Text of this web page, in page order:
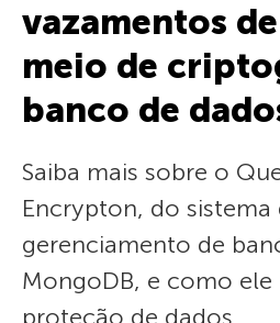
vazamentos
meio de
banco de
Saiba mais sobre o
Encrypton, do sistema
gerenciamento de
MongoDB, e como
proteção de dados.